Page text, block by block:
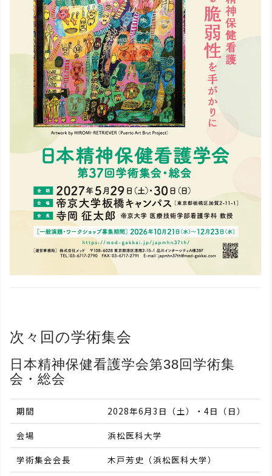
次々回の学術集会
日本精神保健看護学会第38回学術集
会・総会
期間
2028年6月3日（土）・4日（日）
会場
浜松医科大学
学術集会会長
木戸芳史（浜松医科大学）